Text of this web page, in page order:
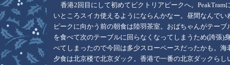
香港2回目にして初めてビクトリアピークへ。
いところスイカ使えるようにならんかなー。昼間なんで
ピークに向かう前の朝食は陸羽茶室。おばちゃんがテー
を食べて次のテーブルに回らなくなってしまうため(誇張
べてしまったので今回は多少スローペースだったかも。海
夕食は北京楼で北京ダック。香港で一番の北京ダックら